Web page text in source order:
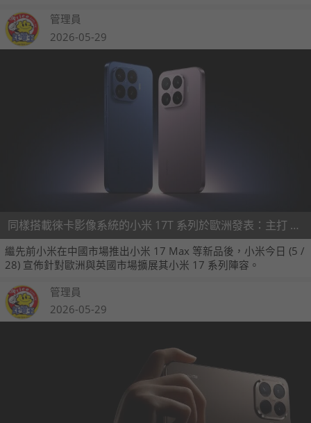
管理員
2026-05-29
同樣搭載徠卡影像系統的小米 17T 系列於歐洲發表：主打 5 倍光學變焦與大容量矽碳電池
繼先前小米在中國市場推出小米 17 Max 等新品後，小米今日 (5 /
28) 宣佈針對歐洲與英國市場擴展其小米 17 系列陣容。
管理員
2026-05-29